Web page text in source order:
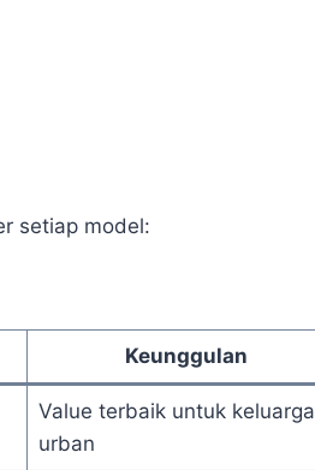
setiap model:
Keunggulan
Value terbaik untuk keluarga
urban